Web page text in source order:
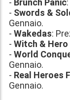
- Brunch Panic
- Swords &
Gennaio.
- Wakedas:
- Witch & Hero
- World
Gennaio.
- Real Heroes
Gennaio.